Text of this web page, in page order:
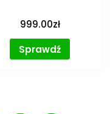
999.00zł
Sprawdź